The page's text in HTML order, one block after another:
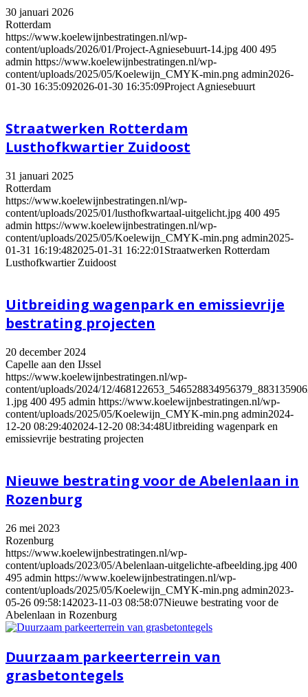
30 januari 2026
Rotterdam
https://www.koelewijnbestratingen.nl/wp-
content/uploads/2026/01/Project-Agniesebuurt-14.jpg 400 495
admin https://www.koelewijnbestratingen.nl/wp-
content/uploads/2025/05/Koelewijn_CMYK-min.png admin2026-
01-30 16:35:092026-01-30 16:35:09Project Agniesebuurt
Straatwerken Rotterdam
Lusthofkwartier Zuidoost
31 januari 2025
Rotterdam
https://www.koelewijnbestratingen.nl/wp-
content/uploads/2025/01/lusthofkwartaal-uitgelicht.jpg 400 495
admin https://www.koelewijnbestratingen.nl/wp-
content/uploads/2025/05/Koelewijn_CMYK-min.png admin2025-
01-31 16:19:482025-01-31 16:22:01 Straatwerken Rotterdam
Lusthofkwartier Zuidoost
Uitbreiding wagenpark en emissievrije
bestrating projecten
20 december 2024
Capelle aan den IJssel
https://www.koelewijnbestratingen.nl/wp-
content/uploads/2024/12/
1.jpg 400 495 admin https://www.koelewijnbestratingen.nl/wp-
content/uploads/2025/05/Koelewijn_CMYK-min.png admin2024-
12-20 08:29:402024-12-20 08:34:48Uitbreiding wagenpark en
emissievrije bestrating projecten
Nieuwe bestrating voor de Abelenlaan in
Rozenburg
26 mei 2023
Rozenburg
https://www.koelewijnbestratingen.nl/wp-
content/uploads/2023/05/Abelenlaan-uitgelichte-afbeelding.jpg 400
495 admin https://www.koelewijnbestratingen.nl/wp-
content/uploads/2025/05/Koelewijn_CMYK-min.png admin2023-
05-26 09:58:142023-11-03 08:58:07Nieuwe bestrating voor de
Abelenlaan in Rozenburg
Duurzaam parkeerterrein van
grasbetontegels